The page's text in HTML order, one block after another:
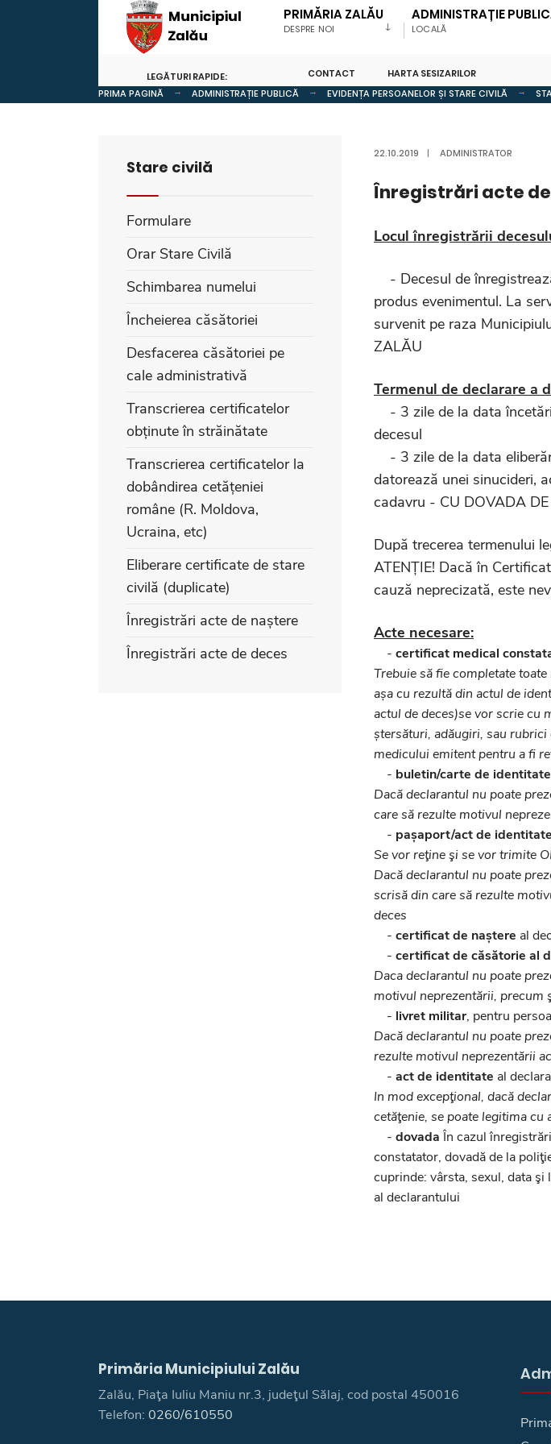
PRIMĂRIA ZALĂU
DESPRE NOI
ADMINISTRAȚIE
LOCALĂ
LEGĂTURI RAPIDE: CONTACT
HARTA SESIZARILOR
PRIMA PAGINĂ
ADMINISTRAȚIE PUBLICĂ EVIDENȚA PERSOANELOR ȘI STARE CIVILĂ
22.10.2019 | ADMINISTRATOR
Înregistrări acte
Locul înregistrării
- Decesul de
produs evenimentul. La
survenit pe raza
ZALĂU
Termenul de declarare a
- 3 zile de la data
decesul
- 3 zile de la data
datorează unei sinucideri,
cadavru - CU DOVADA
După trecerea termenului
ATENȚIE! Dacă în
cauză neprecizată, este
Acte necesare:
- certificat medical
Trebuie să fie completate
așa cu rezultă din actul de
actul de deces)se vor scrie cu
ștersături, adăugiri, sau
medicului emitent pentru a fi
- buletin/carte de identitate
Dacă declarantul nu poate
care să rezulte motivul
- pașaport/act de
Se vor reţine şi se vor trimite
Dacă declarantul nu poate
scrisă din care să rezulte
deces
- certificat de naștere al
- certificat de căsătorie al
Daca declarantul nu poate
motivul neprezentării, precum
- livret militar, pentru
Dacă declarantul nu poate
rezulte motivul neprezentării
- act de identitate al
In mod excepţional, dacă
cetăţenie, se poate legitima cu
- dovada În cazul
constatator, dovadă de la
cuprinde: vârsta, sexul, data
al declarantului
Stare civilă
Formulare
Orar Stare Civilă
Schimbarea numelui
Încheierea căsătoriei
Desfacerea căsătoriei pe
cale administrativă
Transcrierea certificatelor
obținute în străinătate
Transcrierea certificatelor la
dobândirea cetățeniei
române (R. Moldova,
Ucraina, etc)
Eliberare certificate de stare
civilă (duplicate)
Înregistrări acte de naștere
Înregistrări acte de deces
Primăria Municipiului Zalău
Zalău, Piaţa Iuliu Maniu nr.3, judeţul Sălaj, cod postal 450016
Telefon: 0260/610550